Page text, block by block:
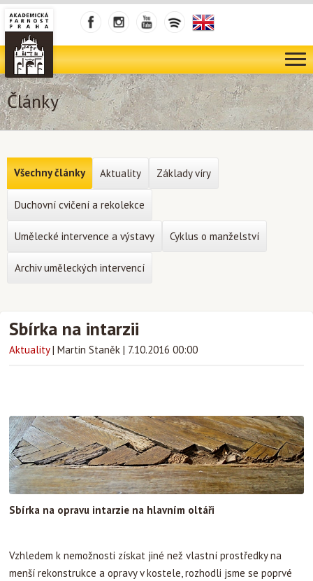
Články
Sbírka na intarzii
Aktuality | Martin Staněk | 7.10.2016 00:00
Sbírka na opravu intarzie na hlavním oltáři
Vzhledem k nemožnosti získat jiné než vlastní prostředky na
menší rekonstrukce a opravy v kostele, rozhodli jsme se poprvé
Všechny články Aktuality Základy víry
Duchovní cvičení a rekolekce
Umělecké intervence a výstavy Cyklus o manželství
Archiv uměleckých intervencí